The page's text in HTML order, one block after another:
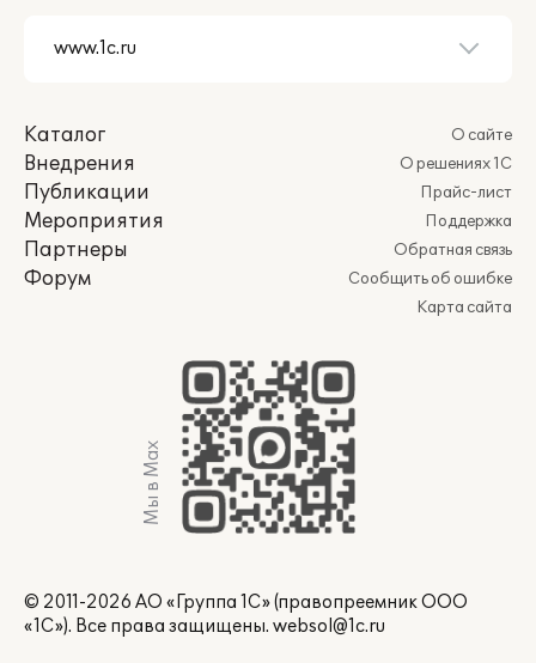
Каталог
Внедрения
Публикации
Мероприятия
Партнеры
Форум
О сайте
О решениях 1С
Прайс-лист
Поддержка
Обратная связь
Сообщить об ошибке
Карта сайта
Мы в Max
© 2011-2026 АО «Группа 1С» (правопреемник ООО
«1С»). Все права защищены. websol@1c.ru